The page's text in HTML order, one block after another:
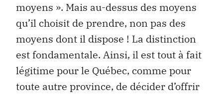
moyens ». Mais au-dessus des moyens
qu’il choisit de prendre, non pas des
moyens dont il dispose ! La distinction
est fondamentale. Ainsi, il est tout à fait
légitime pour le Québec, comme pour
toute autre province, de décider d’offrir